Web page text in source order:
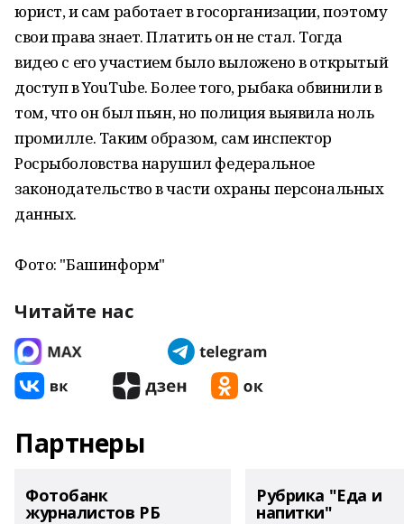
юрист, и сам работает в госорганизации, поэтому
свои права знает. Платить он не стал. Тогда
видео с его участием было выложено в открытый
доступ в YouTube. Более того, рыбака обвинили в
том, что он был пьян, но полиция выявила ноль
промилле. Таким образом, сам инспектор
Росрыболовства нарушил федеральное
законодательство в части охраны персональных
данных.
Фото: "Башинформ"
Читайте нас
Партнеры
Фотобанк
журналистов РБ
Рубрика "Еда и
напитки"